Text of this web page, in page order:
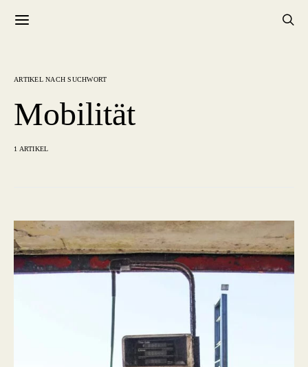
ARTIKEL NACH SUCHWORT
Mobilität
1 ARTIKEL